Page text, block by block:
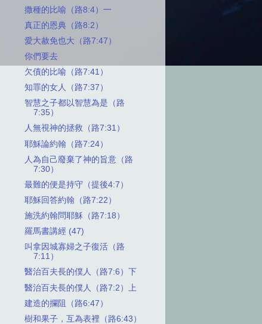
撒種的比喻（路8:4）一
真正的恩典（路8:2）
愛大赦免也大（路7:47）
你們要去
欠債的比喻（路7:41）
知罪的女人（路7:37）
智慧之子都以智慧為是（路
7:35）
人無視神的拯救（路7:31）
耶穌論約翰（路7:24）
人為自己廢棄了神的旨意（路
7:30）
最難的便是持守（提後4:7）
耶穌回答約翰（路7:22）
施洗約翰問耶穌（路7:18）
羅馬書講經 (47)
叫拿因城寡婦之子復活（路
7:11）
醫治百夫長的僕人（路7:6）下
醫治百夫長的僕人（路7:2）上
建造的攔阻（路6:47）
樹和果子，互為表裡（路6:43）